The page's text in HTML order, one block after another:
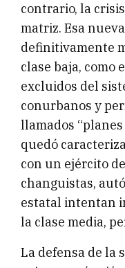
contrario, la
matriz. Esa
definitivamente
clase baja, como
excluidos del
conurbanos y
llamados
quedó
con un ejército
changuistas,
estatal intentan
la clase media,
La defensa de la